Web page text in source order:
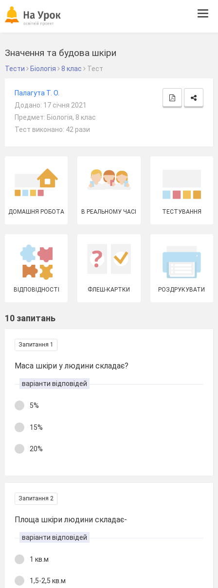
Значення та будова шкіри
Тести Біологія 8 клас Тест
Палагута Т. О.
Додано: 17 січня 2021
Предмет: Біологія, 8 клас
Тест виконано: 42 рази
ДОМАШНЯ РОБОТА В РЕАЛЬНОМУ ЧАСІ ТЕСТУВАННЯ
ВІДПОВІДНОСТІ ФЛЕШ-КАРТКИ РОЗДРУКУВАТИ
10 запитань
Запитання 1
Маса шкіри у людини складає?
варіанти відповідей
5%
15%
20%
Запитання 2
Площа шкіри людини складає-
варіанти відповідей
1 кв.м
1,5-2,5 кв.м